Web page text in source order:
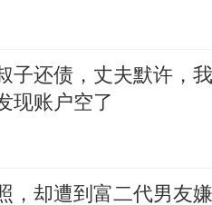
子还债，丈夫默许，
现账户空了
，却遭到富二代男友